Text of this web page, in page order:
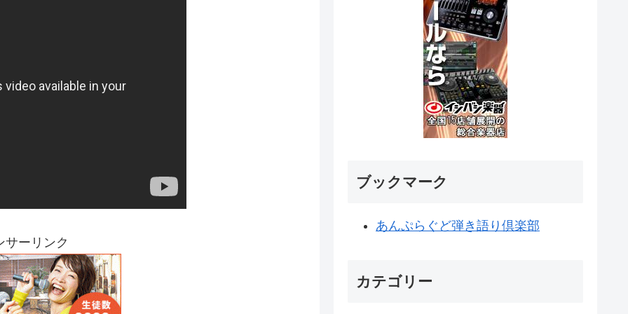
サーリンク
ブックマーク
あんぷらぐど弾き語り倶楽部
カテゴリー